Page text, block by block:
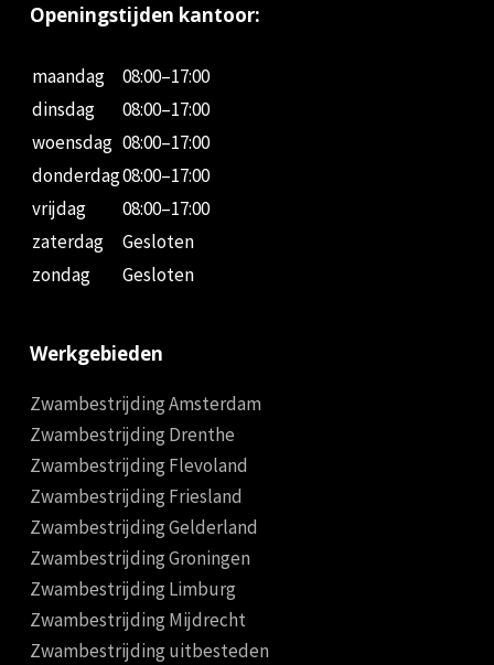
Openingstijden kantoor:
maandag
08:00–17:00
dinsdag
08:00–17:00
woensdag 08:00–17:00
donderdag08:00–17:00
vrijdag
08:00–17:00
zaterdag
Gesloten
zondag
Gesloten
Werkgebieden
Zwambestrijding Amsterdam
Zwambestrijding Drenthe
Zwambestrijding Flevoland
Zwambestrijding Friesland
Zwambestrijding Gelderland
Zwambestrijding Groningen
Zwambestrijding Limburg
Zwambestrijding Mijdrecht
Zwambestrijding uitbesteden